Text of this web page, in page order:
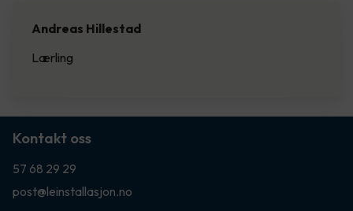
Andreas Hillestad
Lærling
Kontakt oss
57 68 29 29
post@leinstallasjon.no